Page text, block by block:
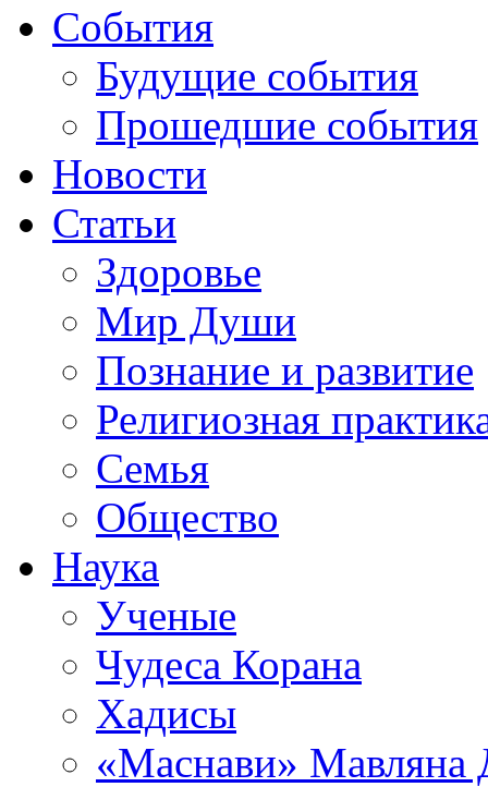
События
Будущие события
Прошедшие события
Новости
Статьи
Здоровье
Мир Души
Познание и развитие
Религиозная
Семья
Общество
Наука
Ученые
Чудеса Корана
Хадисы
«Маснави» Мавляна